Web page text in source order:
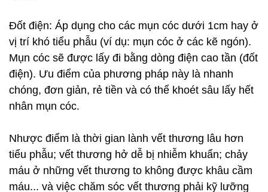
Đốt điện: Áp dụng cho các mụn cóc dưới 1cm hay ở
vị trí khó tiểu phẫu (ví dụ: mụn cóc ở các kẽ ngón).
Mụn cóc sẽ được lấy đi bằng dòng điện cao tần (đốt
điện). Ưu điểm của phương pháp này là nhanh
chóng, đơn giản, rẻ tiền và có thể khoét sâu lấy hết
nhân mụn cóc.
Nhược điểm là thời gian lành vết thương lâu hơn
tiểu phẫu; vết thương hở dễ bị nhiễm khuẩn; chảy
máu ở những vết thương to không được khâu cầm
máu... và việc chăm sóc vết thương phải kỹ lưỡng